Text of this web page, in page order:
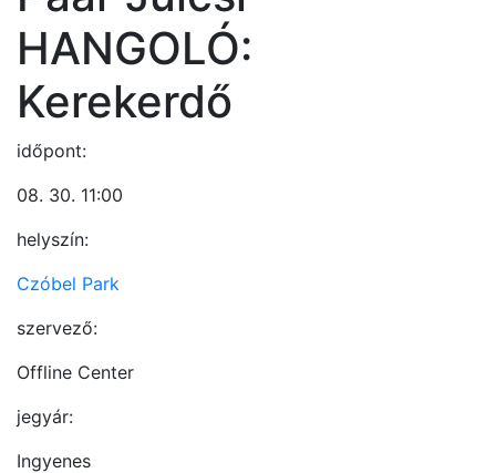
HANGOLÓ:
Kerekerdő
időpont:
08. 30. 11:00
helyszín:
Czóbel Park
szervező:
Offline Center
jegyár:
Ingyenes